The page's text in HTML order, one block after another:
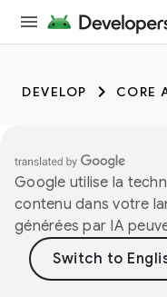
DEVELOP CORE
Google utilise la
contenu dans votre
générées par IA